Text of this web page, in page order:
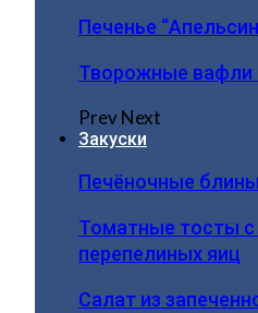
Печенье
Творожные вафли
PrevNext
Закуски
Печёночные
Томатные тосты с
перепелиных яиц
Салат из